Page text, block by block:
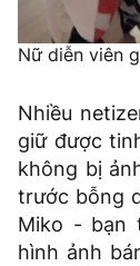
Nữ diễn viên
Nhiều
giữ được
không bị
trước bỗng
Miko - bạn
hình ảnh